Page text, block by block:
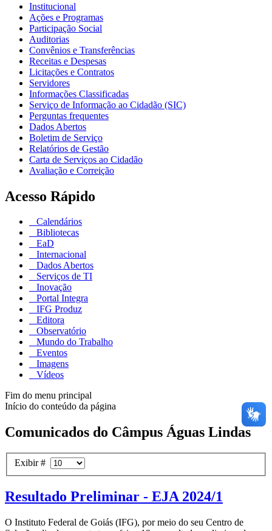
Institucional
Ações e Programas
Participação Social
Auditorias
Convênios e Transferências
Receitas e Despesas
Licitações e Contratos
Servidores
Informações Classificadas
Serviço de Informação ao Cidadão (SIC)
Perguntas frequentes
Dados Abertos
Boletim de Serviço
Relatórios de Gestão
Carta de Serviços ao Cidadão
Avaliação e Correição
Acesso Rápido
Calendários
Bibliotecas
EaD
Internacional
Dados Abertos
Serviços de TI
Inovação
Portal Integra
IFG Produz
Editora
Observatório
Mundo do Trabalho
Eventos
Imagens
Vídeos
Fim do menu principal
Início do conteúdo da página
Comunicados do Câmpus Águas Lindas
Exibir #
Resultado Preliminar - EJA 2024/1
O Instituto Federal de Goiás (IFG), por meio do seu Centro de